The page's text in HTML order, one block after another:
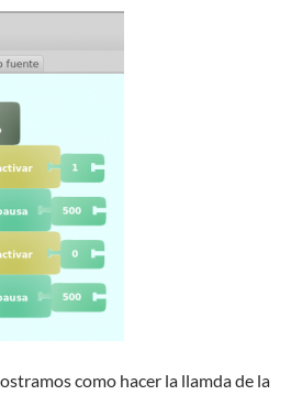
como hacer la llamda de la